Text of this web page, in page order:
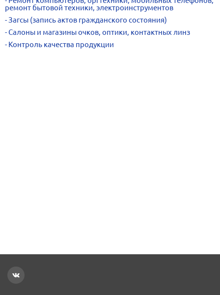
ремонт бытовой техники, электроинструментов
Загсы (запись актов гражданского состояния)
Салоны и магазины очков, оптики, контактных линз
Контроль качества продукции